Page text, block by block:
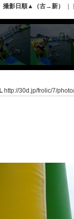
撮影日順▲（古→新）
http://30d.jp/frolic/7/